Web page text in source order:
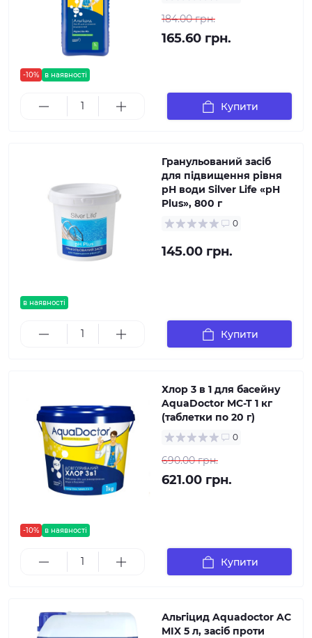
-10% в наявності
184.00 грн.
165.60 грн.
Купити
в наявності
Гранульований засіб
для підвищення рівня
рН води Silver Life «pH
Plus», 800 г
0
145.00 грн.
Купити
-10% в наявності
Хлор 3 в 1 для басейну
AquaDoctor MC-T 1 кг
(таблетки по 20 г)
0
690.00 грн.
621.00 грн.
Купити
Альгіцид Aquadoctor AC
MIX 5 л, засіб проти